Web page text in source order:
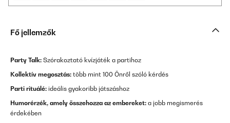
Fő jellemzők
Party Talk: Szórakoztató kvízjáték a partihoz
Kollektív megosztás: több mint 100 Önről szóló kérdés
Parti rituálé: ideális gyakoribb játszáshoz
Humorérzék, amely összehozza az embereket: a jobb megismerés
érdekében